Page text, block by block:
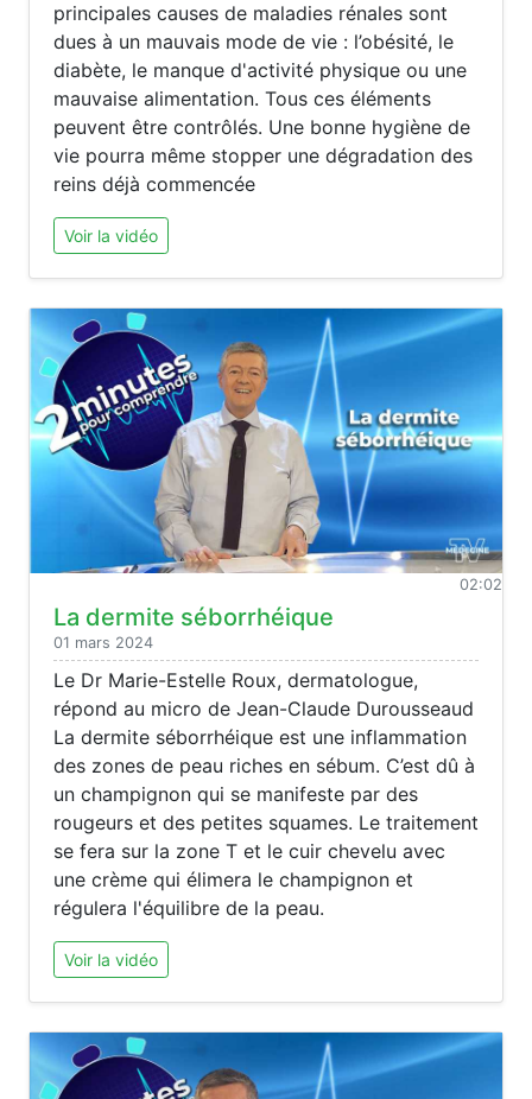
principales causes de maladies rénales sont
dues à un mauvais mode de vie : l’obésité, le
diabète, le manque d'activité physique ou une
mauvaise alimentation. Tous ces éléments
peuvent être contrôlés. Une bonne hygiène de
vie pourra même stopper une dégradation des
reins déjà commencée
Voir la vidéo
02:02
La dermite séborrhéique
01 mars 2024
Le Dr Marie-Estelle Roux, dermatologue,
répond au micro de Jean-Claude Durousseaud
La dermite séborrhéique est une inflammation
des zones de peau riches en sébum. C’est dû à
un champignon qui se manifeste par des
rougeurs et des petites squames. Le traitement
se fera sur la zone T et le cuir chevelu avec
une crème qui élimera le champignon et
régulera l'équilibre de la peau.
Voir la vidéo